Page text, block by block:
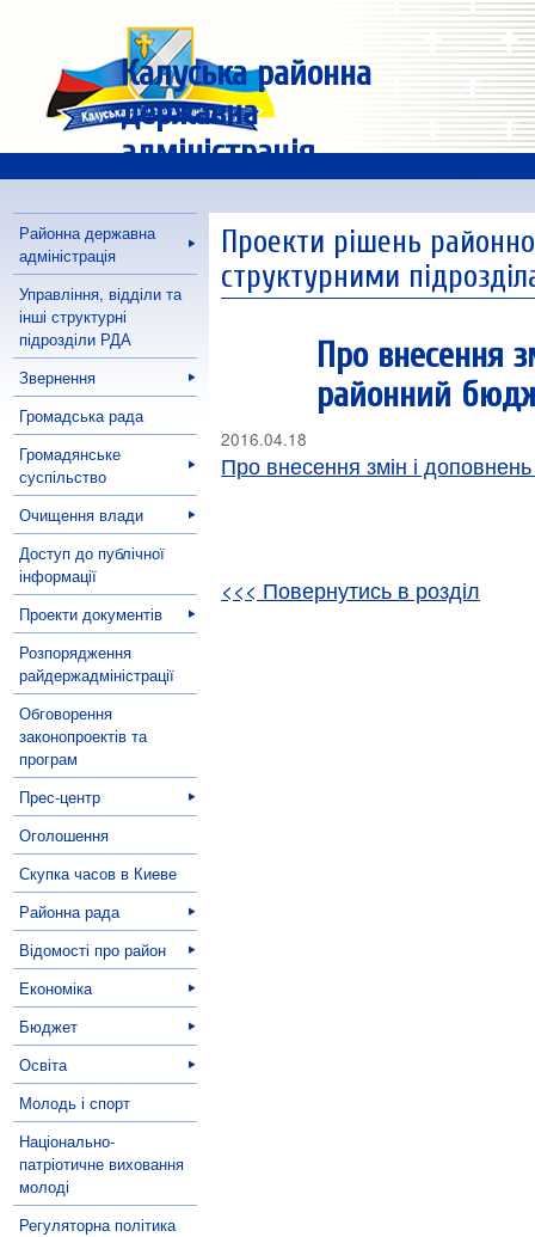
Калуська районна
державна
адміністрація
Районна державна
адміністрація
Управління, відділи та
інші структурні
підрозділи РДА
Звернення
Громадська рада
Громадянське
суспільство
Очищення влади
Доступ до публічної
інформації
Проекти документів
Розпорядження
райдержадміністрації
Обговорення
законопроектів та
програм
Прес-центр
Оголошення
Скупка часов в Киеве
Районна рада
Відомості про район
Економіка
Бюджет
Освіта
Молодь і спорт
Національно-
патріотичне виховання
молоді
Регуляторна політика
Проекти рішень
структурними
Про внесення
районний
2016.04.18
Про внесення змін і
<<< Повернутись в розділ